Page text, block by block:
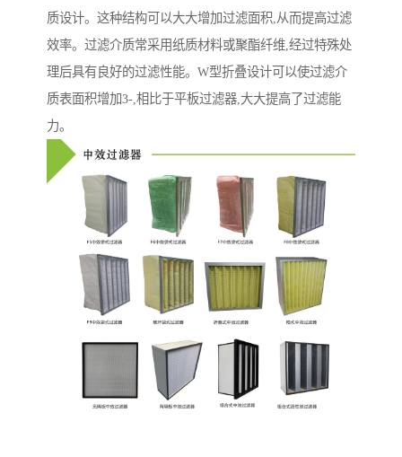
质设计。这种结构可以大大增加过滤面积,从而提高过滤
效率。过滤介质常采用纸质材料或聚酯纤维,经过特殊处
理后具有良好的过滤性能。W型折叠设计可以使过滤介
质表面积增加3-,相比于平板过滤器,大大提高了过滤能
力。